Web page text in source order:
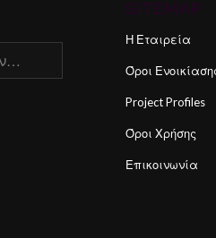
Η Εταιρεία
Όροι
Project Profiles
Όροι Χρήσης
Επικοινωνία